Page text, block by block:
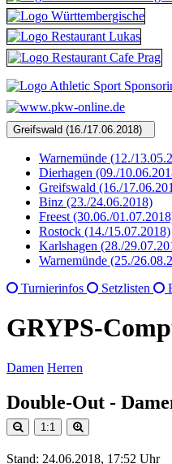
Warnemünde (12./
Dierhagen (09./
Greifswald (16./
Binz (23./24.06.2018)
Freest (30.06./
Rostock (14./15.07.2018)
Karlshagen (28./
Warnemünde (25./
Turnierinfos
Setzlisten
GRYPS-
Damen Herren
Double-Out -
1:1
Stand: 24.06.2018, 17:52 Uhr